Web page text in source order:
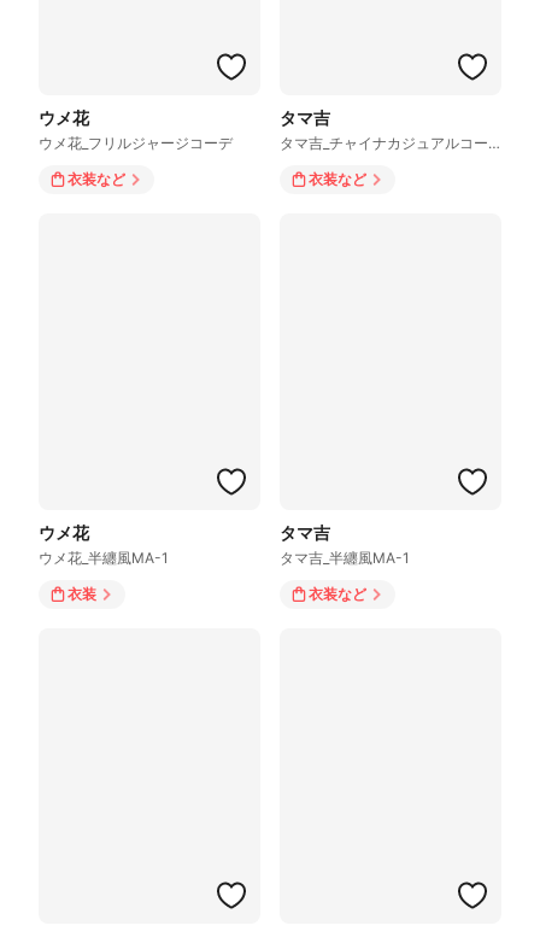
ウメ花
ウメ花_フリルジャージコーデ
衣装など
タマ吉
タマ吉_チャイナカジュアルコーデ
衣装など
ウメ花
ウメ花_半纏風MA-1
衣装
タマ吉
タマ吉_半纏風MA-1
衣装など